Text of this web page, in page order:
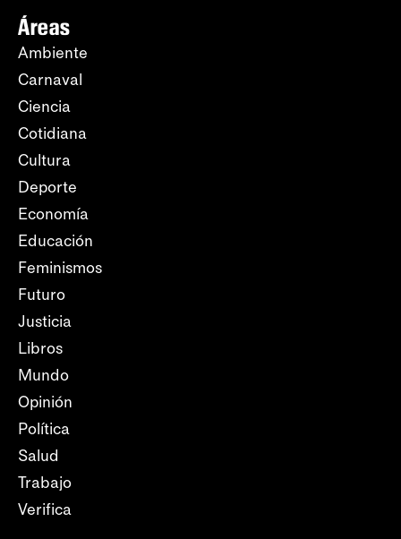
Áreas
Ambiente
Carnaval
Ciencia
Cotidiana
Cultura
Deporte
Economía
Educación
Feminismos
Futuro
Justicia
Libros
Mundo
Opinión
Política
Salud
Trabajo
Verifica